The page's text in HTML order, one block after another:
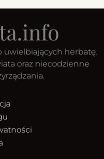
uwielbiających herbatę.
oraz niecodzienne